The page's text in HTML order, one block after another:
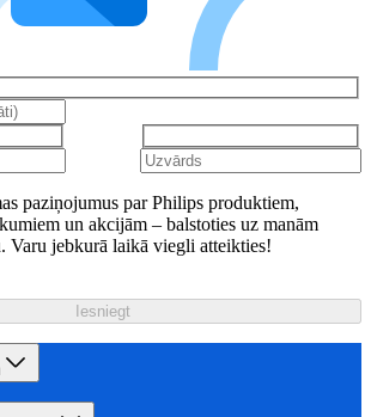
paziņojumus par Philips produktiem,
un akcijām – balstoties uz manām
Varu jebkurā laikā viegli atteikties!
Iesniegt